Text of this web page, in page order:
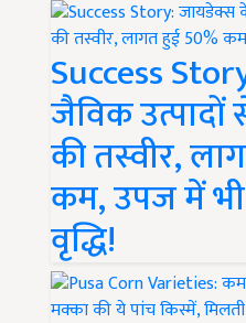
Success
जैविक
की तस्वीर,
कम, उपज में
वृद्धि!